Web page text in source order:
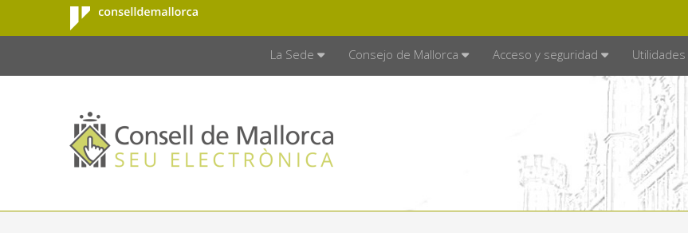
Saltar al contenido principal
Consell de
Mallorca
La Sede Consejo de Mallorca Acceso y seguridad Utilidades